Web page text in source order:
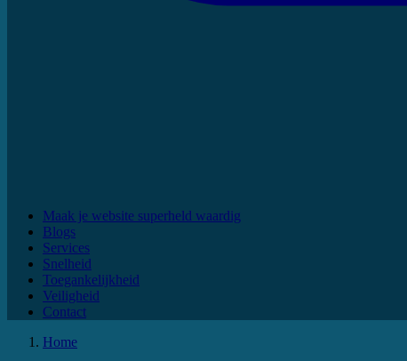
Maak je website superheld waardig
Blogs
Services
Snelheid
Toegankelijkheid
Veiligheid
Contact
Home